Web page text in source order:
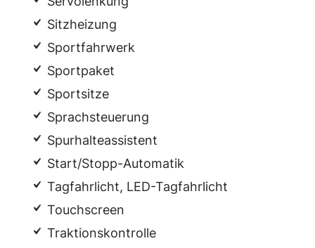
Sitzheizung
Sportfahrwerk
Sportpaket
Sportsitze
Sprachsteuerung
Spurhalteassistent
Start/Stopp-Automatik
Tagfahrlicht, LED-Tagfahrlicht
Touchscreen
Traktionskontrolle